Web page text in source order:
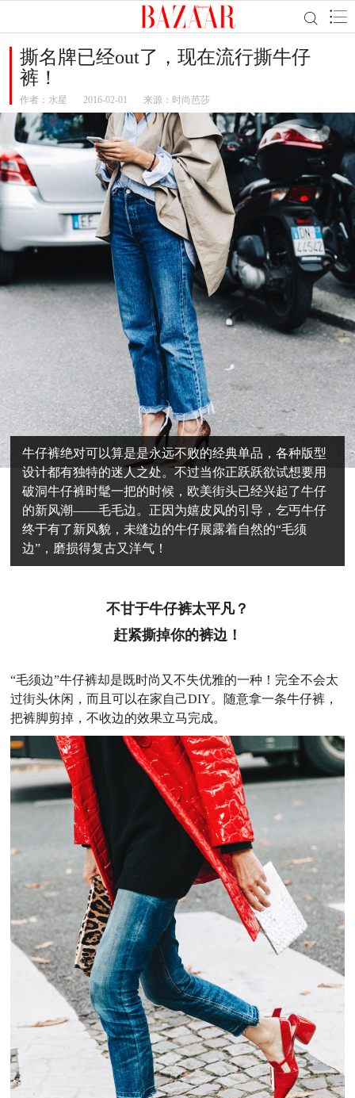
撕名牌已经out了，现在流行撕牛仔
裤！
作者： 水星 2016-02-01 来源：时尚芭莎
牛仔裤绝对可以算是是永远不败的经典单品，各种版型
设计都有独特的迷人之处。不过当你正跃跃欲试想要用
破洞牛仔裤时髦一把的时候，欧美街头已经兴起了牛仔
的新风潮——毛毛边。正因为嬉皮风的引导，乞丐牛仔
终于有了新风貌，未缝边的牛仔展露着自然的“毛须
边”，磨损得复古又洋气！
不甘于牛仔裤太平凡？
赶紧撕掉你的裤边！
“毛须边”牛仔裤却是既时尚又不失优雅的一种！完全不会太
过街头休闲，而且可以在家自己DIY。随意拿一条牛仔裤，
把裤脚剪掉，不收边的效果立马完成。